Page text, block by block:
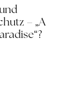
– „A